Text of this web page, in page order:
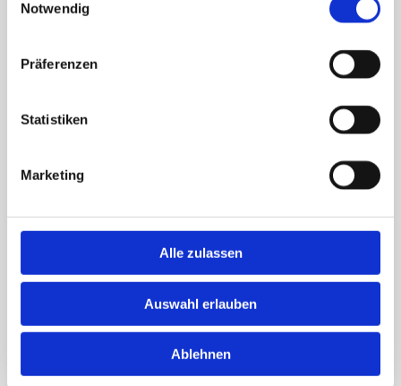
Notwendig
Präferenzen
Statistiken
Marketing
Alle zulassen
Auswahl erlauben
Ablehnen
Behandlungsmethoden, zu Risiken und Nebenwirkungen
beim Einsatz der verwendeten Apparate und einen
Behandlungsplan zu Ihrer Orientierung.
Und wenn Sie es
Mischung in Form Ihrer dermaceutical- 28- Tage-
mit dermaviduals-Reinigungsmilch, Ultraschall
IPL- Gesichtsbehandlung
mit speziellen Lichtfiltern